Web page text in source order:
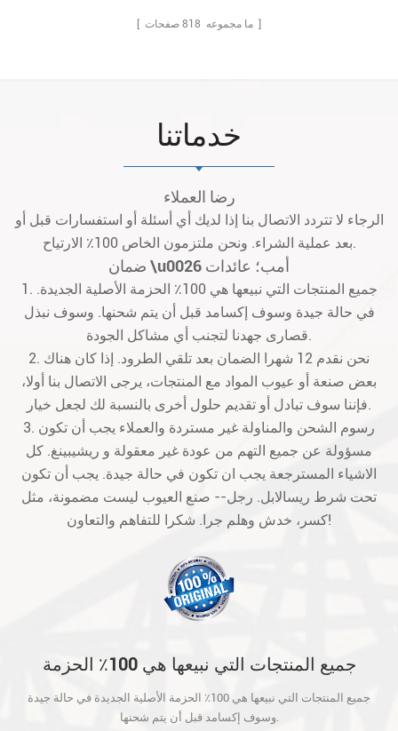
[ ما مجموعه 818 صفحات ]
خدماتنا
رضا العملاء
الرجاء لا تتردد الاتصال بنا إذا لديك أي أسئلة أو استفسارات قبل أو
بعد عملية الشراء. ونحن ملتزمون الخاص 100٪ الارتياح.
ضمان \u0026 أمب؛ عائدات
1. جميع المنتجات التي نبيعها هي 100٪ الحزمة الأصلية الجديدة.
في حالة جيدة وسوف إكسامد قبل أن يتم شحنها. وسوف نبذل
قصارى جهدنا لتجنب أي مشاكل الجودة.
2. نحن نقدم 12 شهرا الضمان بعد تلقي الطرود. إذا كان هناك
بعض صنعة أو عيوب المواد مع المنتجات، يرجى الاتصال بنا أولا،
فإننا سوف تبادل أو تقديم حلول أخرى بالنسبة لك لجعل خيار.
3. رسوم الشحن والمناولة غير مستردة والعملاء يجب أن تكون
مسؤولة عن جميع التهم من عودة غير معقولة و ريشيبينغ. كل
الاشياء المسترجعة يجب ان تكون في حالة جيدة. يجب أن تكون
تحت شرط ريسالابل. رجل-- صنع العيوب ليست مضمونة، مثل
كسر، خدش وهلم جرا. شكرا للتفاهم والتعاون!
جميع المنتجات التي نبيعها هي 100٪ الحزمة
الأصلية الجديدة في حالة جيدة وسوف إكسامد
قبل أن يتم شحنها.
جميع المنتجات التي نبيعها هي 100٪ الحزمة الأصلية الجديدة في حالة جيدة
وسوف إكسامد قبل أن يتم شحنها.